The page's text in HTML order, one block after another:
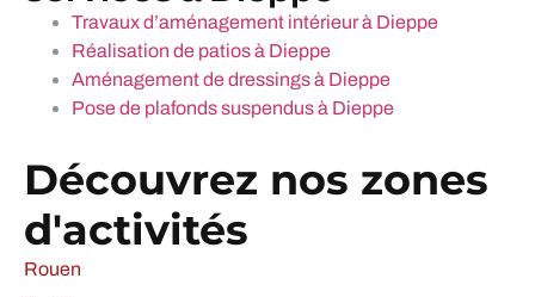
Travaux d’aménagement intérieur à Dieppe
Réalisation de patios à Dieppe
Aménagement de dressings à Dieppe
Pose de plafonds suspendus à Dieppe
Découvrez nos zones
d'activités
Rouen